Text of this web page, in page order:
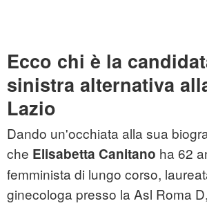
Ecco chi è la
sinistra alternativa
Lazio
Dando un'occhiata alla sua
che Elisabetta Canitano ha 62
femminista di lungo corso,
ginecologa presso la Asl Roma